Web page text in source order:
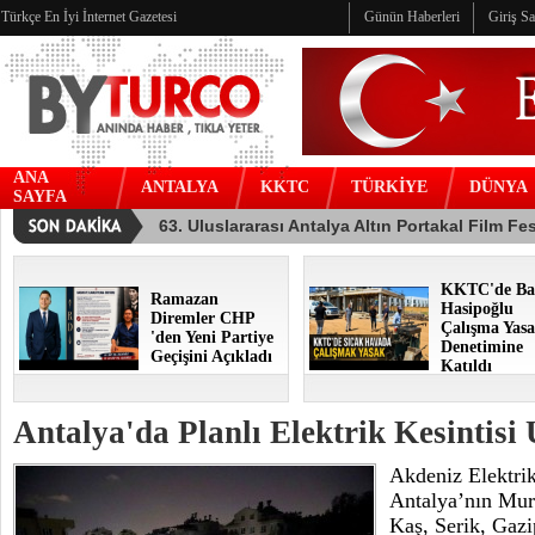
Türkçe En İyi İnternet Gazetesi Günün Haberleri Giriş
ANA
SAYFA
ANTALYA KKTC TÜRKİYE DÜNYA
Ramazan
Diremler CHP
'den Yeni Partiye
Geçişini Açıkladı
KKTC'de
Hasipoğlu
Çalışma
Denetimine
Katıldı
Antalya'da Planlı Elektrik Kesintisi
Akdeniz
Antalya’nın
Kaş, Serik,